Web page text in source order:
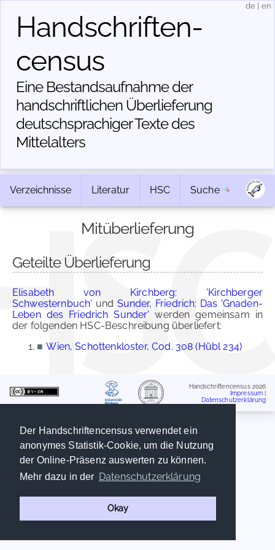
Der Handschriftencensus verwendet ein
anonymes Statistik-Cookie, um die Nutzung
der Online-Präsenz auswerten zu können.
Mehr dazu in der Datenschutzerklärung
Okay
Handschriften­
census
Eine Bestandsaufnahme der
handschriftlichen Über­lieferung
deutschsprachiger Texte des
Mittelalters
de en
Verzeichnisse Literatur HSC Suche
Mitüberlieferung
Geteilte Überlieferung
Elisabeth von Kirchberg: 'Kirchberger
Schwesternbuch' und Sunder, Friedrich: Das 'Gnaden-
Leben des Friedrich Sunder' werden gemeinsam in
der folgenden HSC-Beschreibung überliefert:
■ Wien, Schottenkloster, Cod. 308 (Hübl 234)
Handschriftencensus 2026
Impressum
Datenschutzerklärung